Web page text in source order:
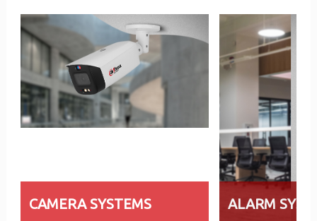
CAMERA SYSTEMS ALARM